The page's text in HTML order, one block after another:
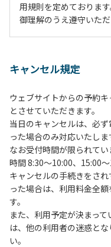
用規則を定めております
御理解のうえ遵守いた
２、中学生以下だけで
３、テントサイト（多
予約いただいた方のみ
基本的に、テント1張り
管理棟にてチェックイ
時前にお越しの方は、
続きを行ってください
手続きを行ってください
４、車両は、荷物の積
ださい。
５、チェックアウトは
午後5時まで）です。チ
方や使用人数が増えた
キャンセル規定
ウェブサイトからの予約
とさせていただきます。
当日のキャンセルは、必
った場合のみ対応いたしま
なお受付時間が限られて
時間 8:30～10:00、15:00～
キャンセルの手続きをさ
った場合は、利用料金全
す。
また、利用予定が決まっ
は、他の利用者の迷惑と
い。